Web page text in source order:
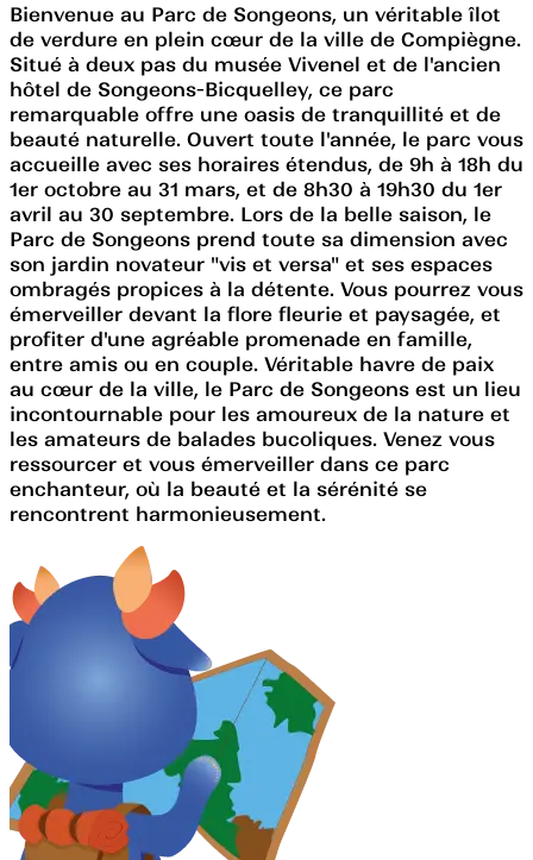
Bienvenue au Parc de Songeons, un véritable îlot
de verdure en plein cœur de la ville de Compiègne.
Situé à deux pas du musée Vivenel et de l'ancien
hôtel de Songeons-Bicquelley, ce parc
remarquable offre une oasis de tranquillité et de
beauté naturelle. Ouvert toute l'année, le parc vous
accueille avec ses horaires étendus, de 9h à 18h du
1er octobre au 31 mars, et de 8h30 à 19h30 du 1er
avril au 30 septembre. Lors de la belle saison, le
Parc de Songeons prend toute sa dimension avec
son jardin novateur "vis et versa" et ses espaces
ombragés propices à la détente. Vous pourrez vous
émerveiller devant la flore fleurie et paysagée, et
profiter d'une agréable promenade en famille,
entre amis ou en couple. Véritable havre de paix
au cœur de la ville, le Parc de Songeons est un lieu
incontournable pour les amoureux de la nature et
les amateurs de balades bucoliques. Venez vous
ressourcer et vous émerveiller dans ce parc
enchanteur, où la beauté et la sérénité se
rencontrent harmonieusement.